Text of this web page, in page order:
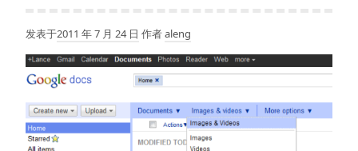
发表于2011 年 7 月 24 日 作者aleng